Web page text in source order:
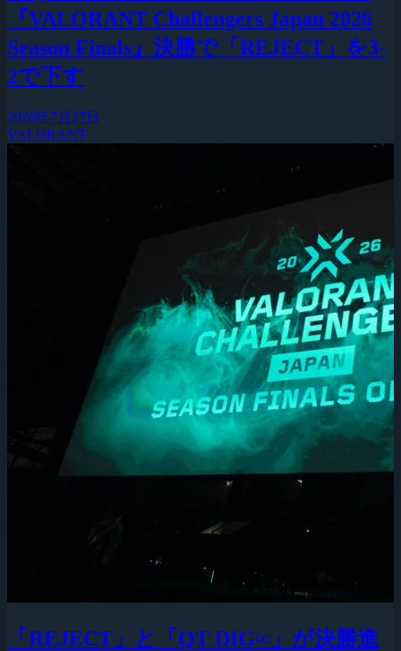
『VALORANT Challengers Japan 2026
Season Finals』決勝で「REJECT」を3-
2で下す
2026年7月27日
VALORANT
「REJECT」と「QT DIG∞」が決勝進